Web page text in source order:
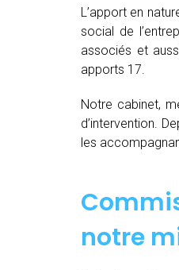
L’apport en
social de
associés et
apports 17.
Notre cabinet,
d’intervention.
les
notre